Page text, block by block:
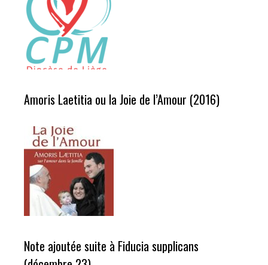
Amoris Laetitia ou la Joie de l’Amour (2016)
Note ajoutée suite à Fiducia supplicans